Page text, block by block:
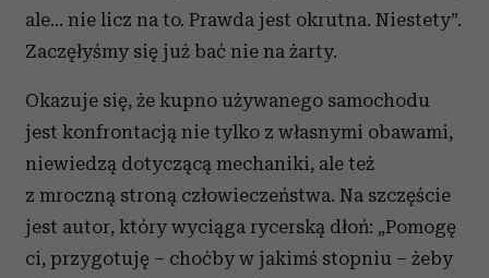
ale… nie licz na to. Prawda jest okrutna. Niestety”.
Zaczęłyśmy się już bać nie na żarty.
Okazuje się, że kupno używanego samochodu
jest konfrontacją nie tylko z własnymi obawami,
niewiedzą dotyczącą mechaniki, ale też
z mroczną stroną człowieczeństwa. Na szczęście
jest autor, który wyciąga rycerską dłoń: „Pomogę
ci, przygotuję – choćby w jakimś stopniu – żeby